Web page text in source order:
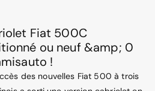
Fiat 500C
ou neuf &amp; 0
!
des nouvelles Fiat 500 à trois